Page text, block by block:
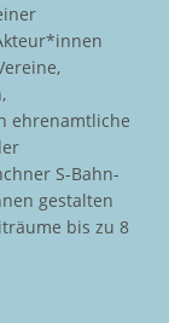
ehrenamtliche
S-Bahn-
gestalten
bis zu 8